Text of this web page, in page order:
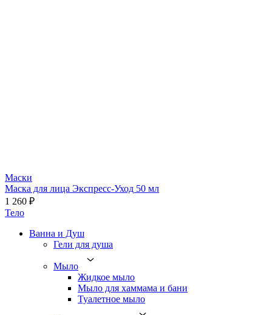
Маски
Маска для лица Экспресс-Уход 50 мл
1 260 ₽
Тело
Ванна и Душ
Гели для душа
Мыло
Жидкое мыло
Мыло для хаммама и бани
Туалетное мыло